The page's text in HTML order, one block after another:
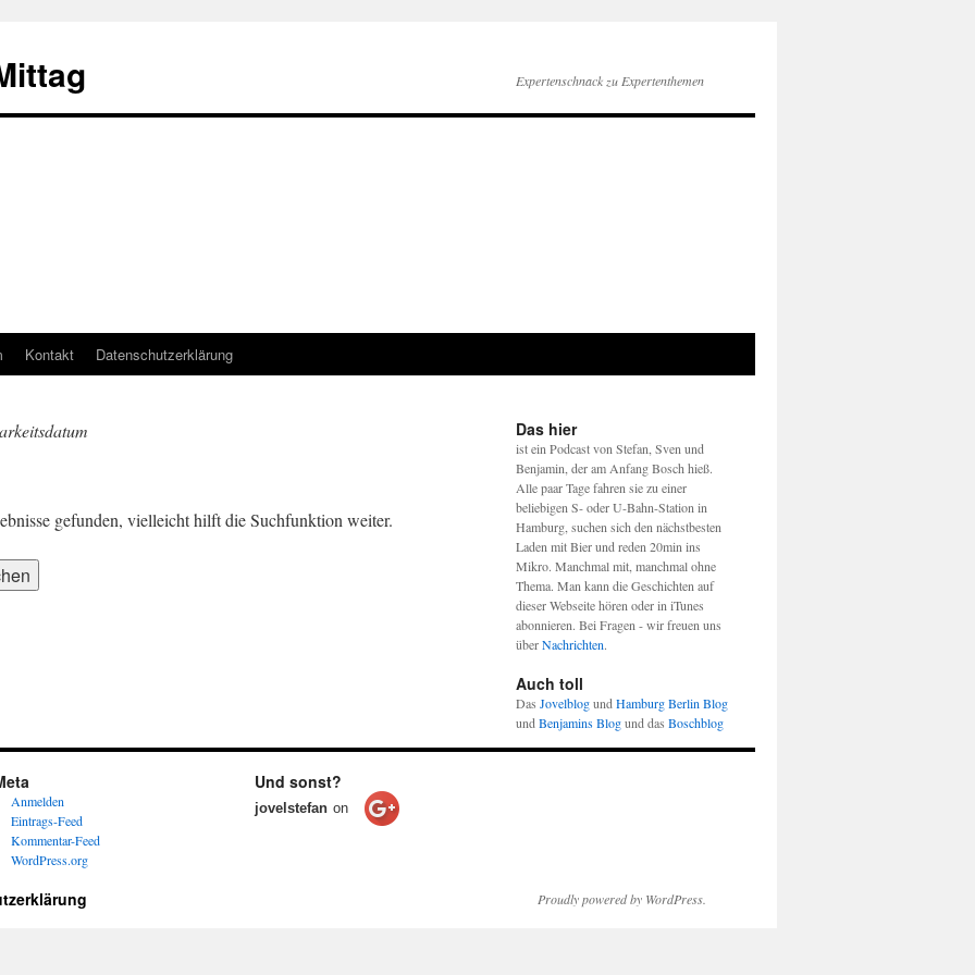
Expertenschnack zu Expertenthemen
Kontakt Datenschutzerklärung
gefunden, vielleicht hilft die Suchfunktion weiter.
Das hier
ist ein Podcast von Stefan, Sven und
Benjamin, der am Anfang Bosch hieß.
Alle paar Tage fahren sie zu einer
beliebigen S- oder U-Bahn-Station in
Hamburg, suchen sich den nächstbesten
Laden mit Bier und reden 20min ins
Mikro. Manchmal mit, manchmal ohne
Thema. Man kann die Geschichten auf
dieser Webseite hören oder in iTunes
abonnieren. Bei Fragen - wir freuen uns
überNachrichten.
Auch toll
Das Jovelblogund Hamburg Berlin Blog
und Benjamins Blogund das Boschblog
Anmelden
Eintrags-Feed
Kommentar-Feed
WordPress.org
Und sonst?
jovelstefan on
Proudly powered by WordPress.